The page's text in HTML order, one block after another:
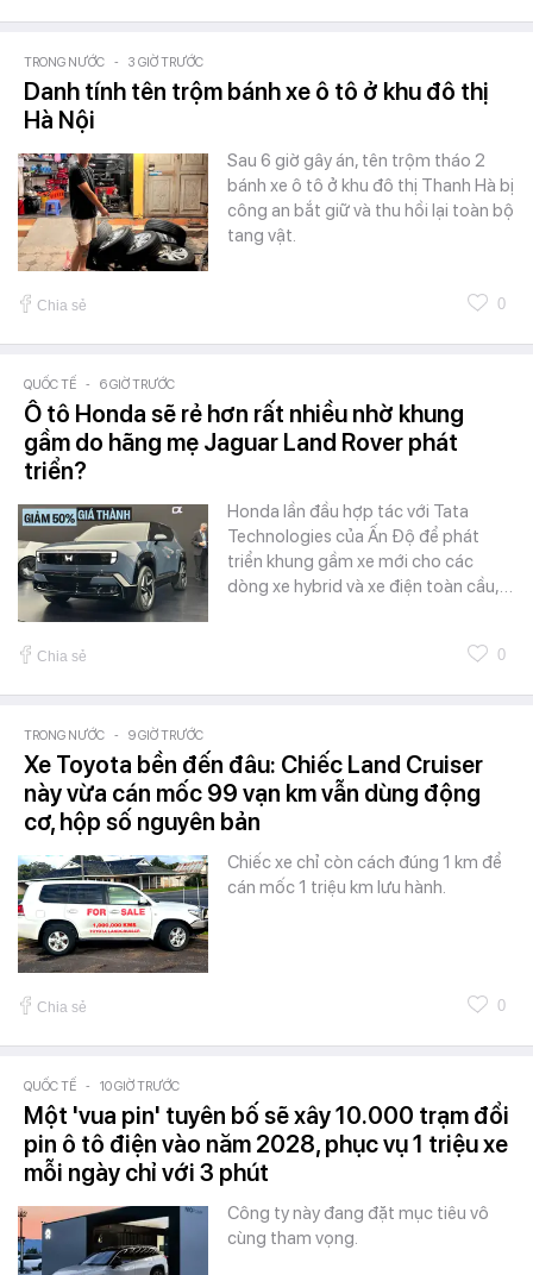
TRONG NƯỚC - 3 GIỜ TRƯỚC
Danh tính tên trộm bánh xe ô tô ở khu đô thị
Hà Nội
Sau 6 giờ gây án, tên trộm tháo 2
bánh xe ô tô ở khu đô thị Thanh Hà bị
công an bắt giữ và thu hồi lại toàn bộ
tang vật.
Chia sẻ 0
QUỐC TẾ - 6 GIỜ TRƯỚC
Ô tô Honda sẽ rẻ hơn rất nhiều nhờ khung
gầm do hãng mẹ Jaguar Land Rover phát
triển?
Honda lần đầu hợp tác với Tata
Technologies của Ấn Độ để phát
triển khung gầm xe mới cho các
dòng xe hybrid và xe điện toàn cầu,…
Chia sẻ 0
TRONG NƯỚC - 9 GIỜ TRƯỚC
Xe Toyota bền đến đâu: Chiếc Land Cruiser
này vừa cán mốc 99 vạn km vẫn dùng động
cơ, hộp số nguyên bản
Chiếc xe chỉ còn cách đúng 1 km để
cán mốc 1 triệu km lưu hành.
Chia sẻ 0
QUỐC TẾ - 10 GIỜ TRƯỚC
Một 'vua pin' tuyên bố sẽ xây 10.000 trạm đổi
pin ô tô điện vào năm 2028, phục vụ 1 triệu xe
mỗi ngày chỉ với 3 phút
Công ty này đang đặt mục tiêu vô
cùng tham vọng.